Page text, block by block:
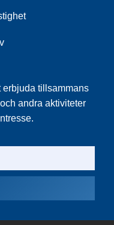
erbjuda tillsammans
andra aktiviteter